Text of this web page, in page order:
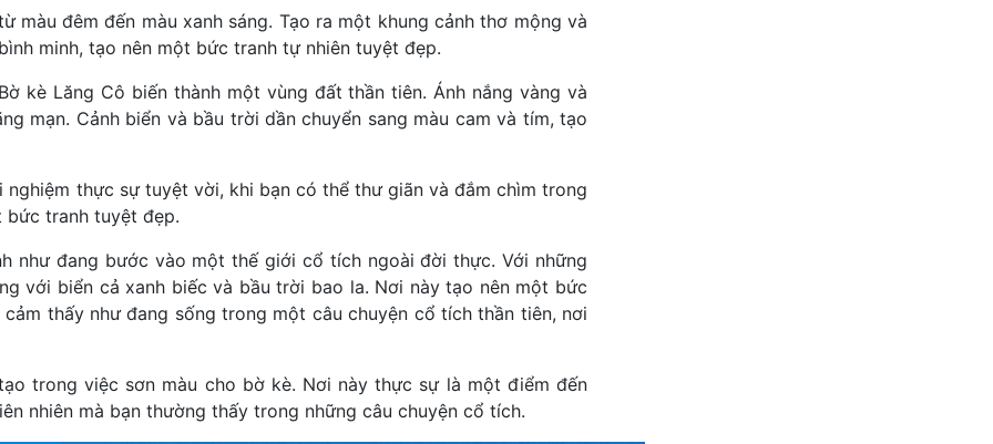
đêm đến màu xanh sáng. Tạo ra một khung cảnh thơ mộng và
minh, tạo nên một bức tranh tự nhiên tuyệt đẹp.
kè Lăng Cô biến thành một vùng đất thần tiên. Ánh nắng vàng và
mạn. Cảnh biển và bầu trời dần chuyển sang màu cam và tím, tạo
thực sự tuyệt vời, khi bạn có thể thư giãn và đắm chìm trong
bức tranh tuyệt đẹp.
như đang bước vào một thế giới cổ tích ngoài đời thực. Với những
với biển cả xanh biếc và bầu trời bao la. Nơi này tạo nên một bức
thấy như đang sống trong một câu chuyện cổ tích thần tiên, nơi
trong việc sơn màu cho bờ kè. Nơi này thực sự là một điểm đến
nhiên mà bạn thường thấy trong những câu chuyện cổ tích.